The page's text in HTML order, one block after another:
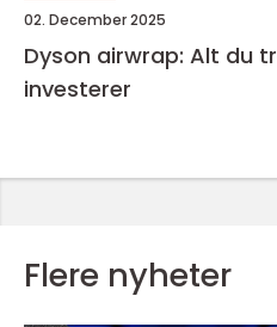
02. December 2025
Dyson airwrap: Alt du
investerer
Flere nyheter